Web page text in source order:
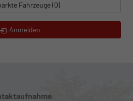
Fahrzeuge (0)
Anmelden